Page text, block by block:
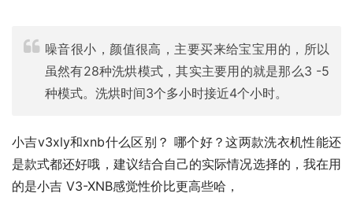
噪音很小，颜值很高，主要买来给宝宝用的，所以
虽然有28种洗烘模式，其实主要用的就是那么3 -5
种模式。洗烘时间3个多小时接近4个小时。
小吉v3xly和xnb什么区别？ 哪个好？这两款洗衣机性能还
是款式都还好哦，建议结合自己的实际情况选择的，我在用
的是小吉 V3-XNB感觉性价比更高些哈，